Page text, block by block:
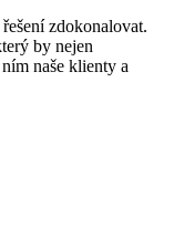
zdokonalovat.
by nejen
naše klienty a